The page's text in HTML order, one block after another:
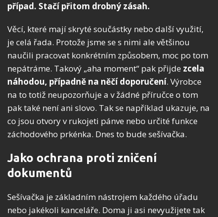
případ. Stačí přitom drobný zásah.
Věcí, které mají skryté součástky nebo další využití,
je celá řada. Protože jsme se s nimi ale většinou
naučili pracovat konkrétním způsobem, moc po tom
nepátráme. Takový „aha moment“ pak přijde zcela
náhodou, případně na něčí doporučení. Výrobce
na to totiž neupozorňuje a v žádné příručce o tom
pak také není ani slovo. Tak se například ukazuje, na
co jsou otvory v rukojeti pánve nebo určité funkce
záchodového prkénka. Dnes to bude sešívačka.
Jako ochrana proti zničení
dokumentů
Sešívačka je základním nástrojem každého úřadu
nebo jakékoli kanceláře. Doma ji asi nevyužijete tak